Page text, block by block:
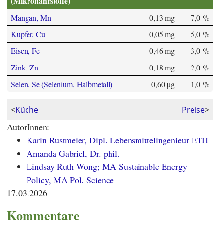
Mangan, Mn 0,13 mg
7,0 %
Kupfer, Cu
0,05 mg
5,0 %
Eisen, Fe
0,46 mg
3,0 %
Zink, Zn
0,18 mg
2,0 %
Selen, Se (Selenium, Halbmetall)
0,60 µg 1,0 %
<Küche Preise>
AutorInnen:
Karin Rustmeier, Dipl. Lebensmittelingenieur ETH
Amanda Gabriel, Dr. phil.
Lindsay Ruth Wong; MA Sustainable Energy
Policy, MA Pol. Science
17.03.2026
Kommentare